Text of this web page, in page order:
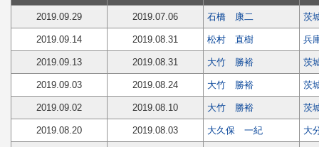
2019.09.29 2019.07.06 石橋 康二 茨
2019.09.14 2019.08.31 松村 直樹 兵
2019.09.13 2019.08.31 大竹 勝裕 茨
2019.09.03 2019.08.24 大竹 勝裕 茨
2019.09.02 2019.08.10 大竹 勝裕 茨
2019.08.20 2019.08.03 大久保 一紀 大